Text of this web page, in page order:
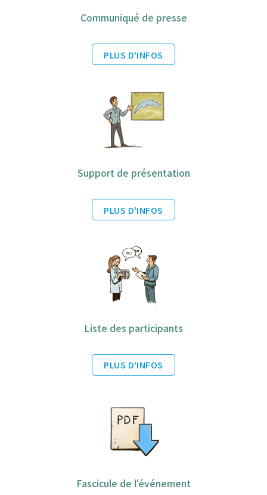
Communiqué de presse
PLUS D'INFOS
Support de présentation
PLUS D'INFOS
Liste des participants
PLUS D'INFOS
Fascicule de l'événement